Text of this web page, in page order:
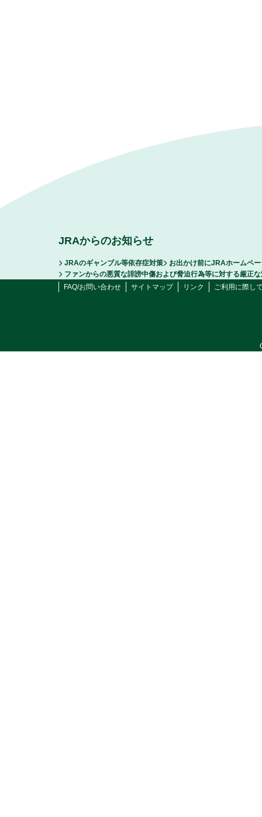
JRAからのお知らせ
JRAのギャンブル等依存症対策
お出かけ前にJRAホームペ
ファンからの悪質な誹謗中傷および脅迫行為等に対する厳正
FAQ/お問い合わせ
サイトマップ リンク ご利用に際し